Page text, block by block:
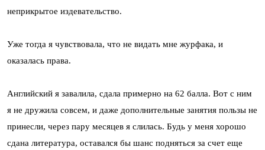
неприкрытое издевательство.
Уже тогда я чувствовала, что не видать мне журфака, и
оказалась права.
Английский я завалила, сдала примерно на 62 балла. Вот с ним
я не дружила совсем, и даже дополнительные занятия пользы не
принесли, через пару месяцев я слилась. Будь у меня хорошо
сдана литература, оставался бы шанс подняться за счет еще